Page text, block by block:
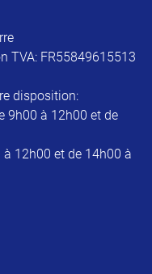
TVA: FR55849615513
disposition:
9h00 à 12h00 et de
à 12h00 et de 14h00 à